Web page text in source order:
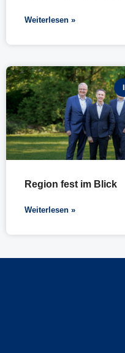
Weiterlesen »
Region fest im Blick
Weiterlesen »